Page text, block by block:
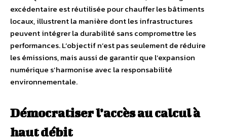
excédentaire est réutilisée pour chauffer les bâtiments
locaux, illustrent la manière dont les infrastructures
peuvent intégrer la durabilité sans compromettre les
performances. L’objectif n’est pas seulement de réduire
les émissions, mais aussi de garantir que l’expansion
numérique s’harmonise avec la responsabilité
environnementale.
Démocratiser l’accès au calcul à
haut débit